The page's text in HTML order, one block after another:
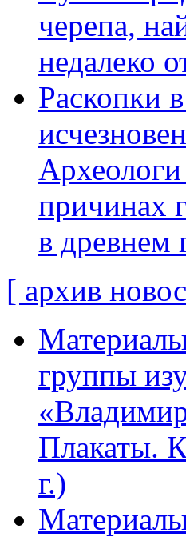
черепа,
недалеко
Раскопки
причинах
в древнем
[ архив
группы
Плакаты.
г.)